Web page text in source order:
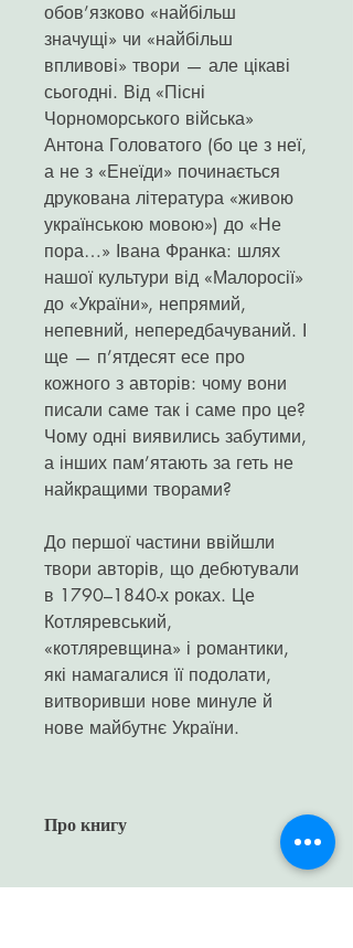
обов’язково «найбільш
значущі» чи «найбільш
впливові» твори — але цікаві
сьогодні. Від «Пісні
Чорноморського війська»
Антона Головатого (бо це з неї,
а не з «Енеїди» починається
друкована література «живою
українською мовою») до «Не
пора…» Івана Франка: шлях
нашої культури від «Малоросії»
до «України», непрямий,
непевний, непередбачуваний. І
ще — п’ятдесят есе про
кожного з авторів: чому вони
писали саме так і саме про це?
Чому одні виявились забутими,
а інших пам’ятають за геть не
найкращими творами?
До першої частини ввійшли
твори авторів, що дебютували
в 1790–1840-х роках. Це
Котляревський,
«котляревщина» і романтики,
які намагалися її подолати,
витворивши нове минуле й
нове майбутнє України.
Про книгу
Кількість сторінок496